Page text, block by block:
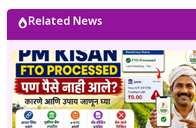
भर असतो. Goresarkar.in चा उद्देश महाराष्ट्रातील शेतकरी, विद्यार्थी, महिला,
युवक आणि सर्वसामान्य नागरिकांपर्यंत
पोहोचवणे हा आहे. प्रकाशित माहिती वेळोवेळी
जातो. अधिकृत निर्णयामध्ये बदल झाल्यास
येतात. या संकेतस्थळावरील माहिती ही केवळ जनजागृती आणि मार्गदर्शनाच्या
उद्देशाने प्रकाशित केली जाते. कोणत्याही सरकारी
संबंधित विभागाच्या अधिकृत संकेतस्थळावरील
पडताळणी करण्याचा सल्ला दिला जातो.
Related News